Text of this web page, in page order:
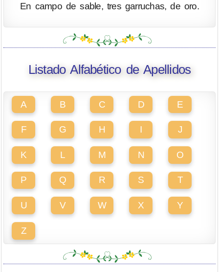
En campo de sable, tres garruchas, de oro.
Listado Alfabético de Apellidos
A B C D E
F G H I J
K L M N O
P Q R S T
U V W X Y
Z